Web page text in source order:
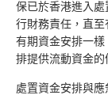
保已於香港進入
行財務責任，直
有期資金安排一
排提供流動資金的
處置資金安排與